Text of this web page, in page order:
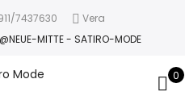
7437630
Vera
@NEUE-MITTE - SATIRO-MODE
0